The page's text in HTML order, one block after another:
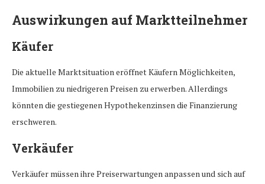
Auswirkungen auf Marktteilnehmer
Käufer
Die aktuelle Marktsituation eröffnet Käufern Möglichkeiten,
Immobilien zu niedrigeren Preisen zu erwerben. Allerdings
könnten die gestiegenen Hypothekenzinsen die Finanzierung
erschweren.
Verkäufer
Verkäufer müssen ihre Preiserwartungen anpassen und sich auf